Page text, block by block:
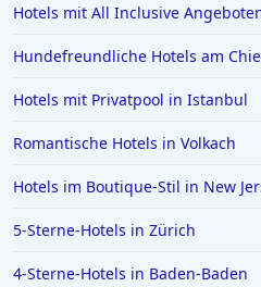
Familienhotels in Zandvoort
Familienhotels in Ulm
Hotels mit All Inclusive
Hundefreundliche Hotels am
Hotels mit Privatpool in Istanbul
Romantische Hotels in Volkach
Hotels im Boutique-Stil in New
5-Sterne-Hotels in Zürich
4-Sterne-Hotels in Baden-Baden